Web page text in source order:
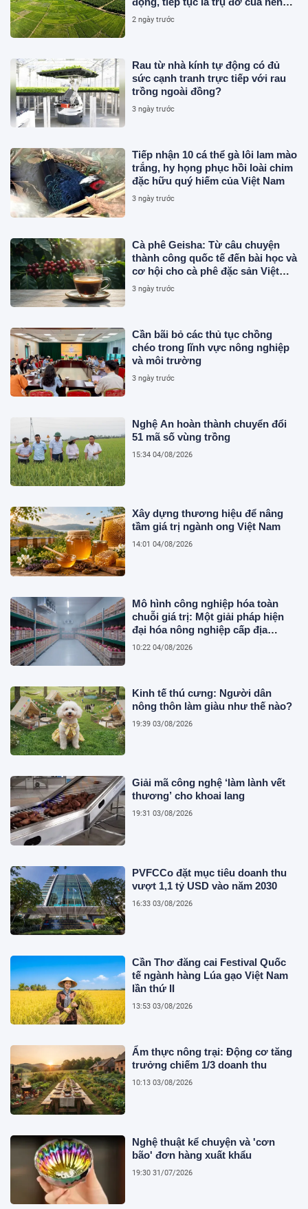
kinh tế
2 ngày trước
Rau từ nhà kính tự động có đủ
sức cạnh tranh trực tiếp với rau
trồng ngoài đồng?
3 ngày trước
Tiếp nhận 10 cá thể gà lôi lam mào
trắng, hy họng phục hồi loài chim
đặc hữu quý hiếm của Việt Nam
3 ngày trước
Cà phê Geisha: Từ câu chuyện
thành công quốc tế đến bài học và
cơ hội cho cà phê đặc sản Việt
Nam
3 ngày trước
Cần bãi bỏ các thủ tục chồng
chéo trong lĩnh vực nông nghiệp
và môi trường
3 ngày trước
Nghệ An hoàn thành chuyển đổi
51 mã số vùng trồng
15:34 04/08/2026
Xây dựng thương hiệu để nâng
tầm giá trị ngành ong Việt Nam
14:01 04/08/2026
Mô hình công nghiệp hóa toàn
chuỗi giá trị: Một giải pháp hiện
đại hóa nông nghiệp cấp địa
phương tại Việt Nam
10:22 04/08/2026
Kinh tế thú cưng: Người dân
nông thôn làm giàu như thế nào?
19:39 03/08/2026
Giải mã công nghệ ‘làm lành vết
thương’ cho khoai lang
19:31 03/08/2026
PVFCCo đặt mục tiêu doanh thu
vượt 1,1 tỷ USD vào năm 2030
16:33 03/08/2026
Cần Thơ đăng cai Festival Quốc
tế ngành hàng Lúa gạo Việt Nam
lần thứ II
13:53 03/08/2026
Ẩm thực nông trại: Động cơ tăng
trưởng chiếm 1/3 doanh thu
10:13 03/08/2026
Nghệ thuật kể chuyện và 'cơn
bão' đơn hàng xuất khẩu
19:30 31/07/2026